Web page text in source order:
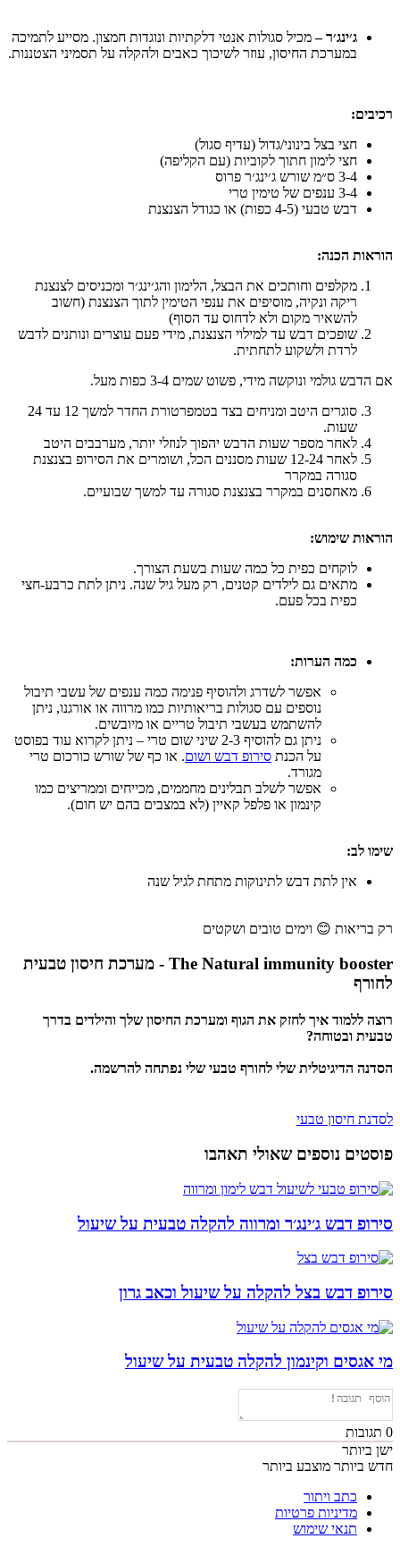
ג׳ינג׳ר –מכיל סגולות אנטי דלקתיות ונוגדות חמצון. מסייע לתמיכה
במערכת החיסון, עוזר לשיכוך כאבים ולהקלה על תסמיני הצטננות.
חצי בצל בינוני/גדול (עדיף סגול)
חצי לימון חתוך לקוביות (עם הקליפה)
3-4 ס״מ שורש ג׳ינג׳ר פרוס
3-4 ענפים של טימין טרי
דבש טבעי (4-5 כפות) או כגודל הצנצנת
הכנה:
מקלפים וחותכים את הבצל, הלימון והג׳ינג׳ר ומכניסים לצנצנת
ריקה ונקיה, מוסיפים את ענפי הטימין לתוך הצנצנת (חשוב
להשאיר מקום ולא לדחוס עד הסוף)
שופכים דבש עד למילוי הצנצנת, מידי פעם עוצרים ונותנים לדבש
לרדת ולשקוע לתחתית.
גולמי ונוקשה מידי, פשוט שמים 3-4 כפות מעל.
סוגרים היטב ומניחים בצד בטמפרטורת החדר למשך 12 עד 24
שעות.
לאחר מספר שעות הדבש יהפוך לנוזלי יותר, מערבבים היטב
לאחר 12-24 שעות מסננים הכל, ושומרים את הסירופ בצנצנת
סגורה במקרר
מאחסנים במקרר בצנצנת סגורה עד למשך שבועיים.
שימוש:
לוקחים כפית כל כמה שעות בשעת הצורך.
מתאים גם לילדים קטנים, רק מעל גיל שנה. ניתן לתת כרבע-חצי
כפית בכל פעם.
כמה הערות:
אפשר לשדרג ולהוסיף פנימה כמה ענפים של עשבי תיבול
נוספים עם סגולות בריאותיות כמו מרווה או אורגנו, ניתן
להשתמש בעשבי תיבול טריים או מיובשים.
ניתן גם להוסיף 2-3 שיני שום טרי – ניתן לקרוא עוד בפוסט
על הכנתסירופ דבש ושום . או כף של שורש כורכום טרי
מגורד.
אפשר לשלב תבלינים מחממים, מכייחים וממריצים כמו
קינמון או פלפל קאיין (לא במצבים בהם יש חום).
לב:
אין לתת דבש לתינוקות מתחת לגיל שנה
😊 וימים טובים ושקטים
The Natural immunity booster - מערכת חיסון טבעית
ללמוד איך לחזק את הגוף ומערכת החיסון שלך והילדים בדרך
ובטוחה?
הדיגיטלית שלי לחורף טבעי שלי נפתחה להרשמה.
חיסון טבעי
נוספים שאולי תאהבו
דבש ג׳ינג׳ר ומרווה להקלה טבעית על שיעול
דבש בצל להקלה על שיעול וכאב גרון
וקינמון להקלה טבעית על שיעול
ביותר מוצבע ביותר
כתב ויתור
מדיניות פרטיות
תנאי שימוש